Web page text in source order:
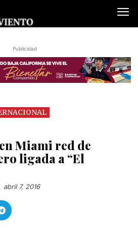
Publicidad
Miami red de
ligada a “El
abril 7, 2016